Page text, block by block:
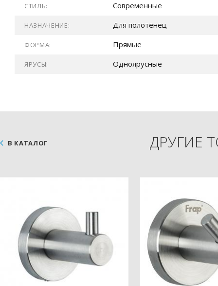
СТИЛЬ: Современные
НАЗНАЧЕНИЕ: Для полотенец
ФОРМА: Прямые
ЯРУСЫ: Одноярусные
ДРУГИЕ
В КАТАЛОГ